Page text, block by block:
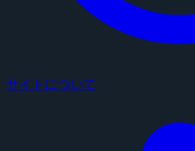
サイトについて